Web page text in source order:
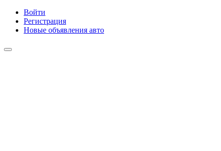
Войти
Регистрация
Новые объявления авто